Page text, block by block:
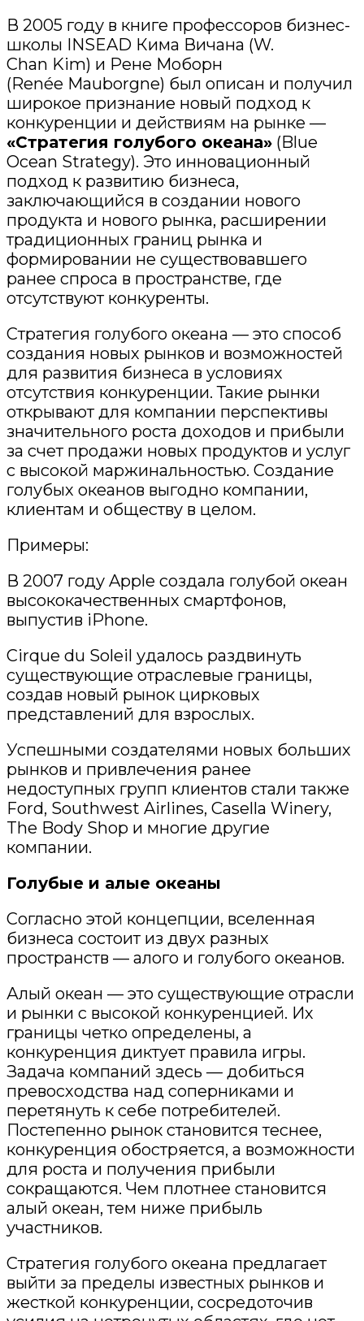
В 2005 году в книге профессоров бизнес-
школы INSEAD Кима Вичана (W.
Chan Kim) и Рене Моборн
(Renée Mauborgne) был описан и получил
широкое признание новый подход к
конкуренции и действиям на рынке —
«Стратегия голубого океана» (Blue
Ocean Strategy). Это инновационный
подход к развитию бизнеса,
заключающийся в создании нового
продукта и нового рынка, расширении
традиционных границ рынка и
формировании не существовавшего
ранее спроса в пространстве, где
отсутствуют конкуренты.
Стратегия голубого океана — это способ
создания новых рынков и возможностей
для развития бизнеса в условиях
отсутствия конкуренции. Такие рынки
открывают для компании перспективы
значительного роста доходов и прибыли
за счет продажи новых продуктов и услуг
с высокой маржинальностью. Создание
голубых океанов выгодно компании,
клиентам и обществу в целом.
Примеры:
В 2007 году Apple создала голубой океан
высококачественных смартфонов,
выпустив iPhone.
Cirque du Soleil удалось раздвинуть
существующие отраслевые границы,
создав новый рынок цирковых
представлений для взрослых.
Успешными создателями новых больших
рынков и привлечения ранее
недоступных групп клиентов стали также
Ford, Southwest Airlines, Casella Winery,
The Body Shop и многие другие
компании.
Голубые и алые океаны
Согласно этой концепции, вселенная
бизнеса состоит из двух разных
пространств — алого и голубого океанов.
Алый океан — это существующие отрасли
и рынки с высокой конкуренцией. Их
границы четко определены, а
конкуренция диктует правила игры.
Задача компаний здесь — добиться
превосходства над соперниками и
перетянуть к себе потребителей.
Постепенно рынок становится теснее,
конкуренция обостряется, а возможности
для роста и получения прибыли
сокращаются. Чем плотнее становится
алый океан, тем ниже прибыль
участников.
Стратегия голубого океана предлагает
выйти за пределы известных рынков и
жесткой конкуренции, сосредоточив